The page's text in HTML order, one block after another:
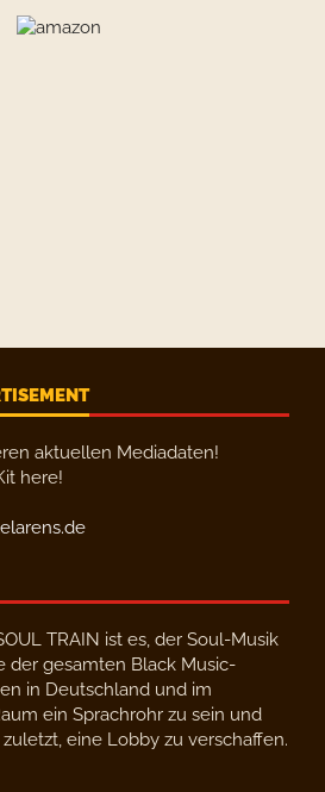
aktuellen Mediadaten!
here!
TRAIN ist es, der Soul-Musik
der gesamten Black Music-
in Deutschland und im
ein Sprachrohr zu sein und
eine Lobby zu verschaffen.